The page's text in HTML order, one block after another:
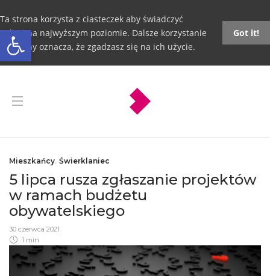
Otwórz pasek narzędzi
Ta strona korzysta z ciasteczek aby świadczyć
usługi na najwyższym poziomie. Dalsze korzystanie
ze strony oznacza, że zgadzasz się na ich użycie.
Got it!
Mieszkańcy, Świerklaniec
5 lipca rusza zgłaszanie projektów
w ramach budżetu
obywatelskiego
30 czerwca 2021
1 min